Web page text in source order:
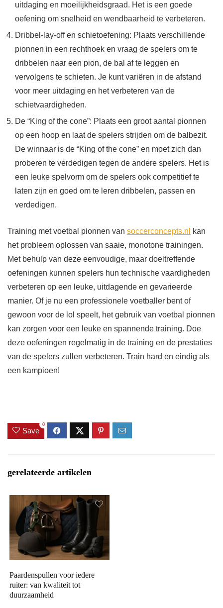
uitdaging en moeilijkheidsgraad. Het is een goede
oefening om snelheid en wendbaarheid te verbeteren.
Dribbel-lay-off en schietoefening: Plaats verschillende
pionnen in een rechthoek en vraag de spelers om te
dribbelen naar een pion, de bal af te leggen en
vervolgens te schieten. Je kunt variëren in de afstand
voor meer uitdaging en het verbeteren van de
schietvaardigheden.
De “King of the cone”: Plaats een groot aantal pionnen
op een hoop en laat de spelers strijden om de balbezit.
De winnaar is de “King of the cone” en moet zich dan
proberen te verdedigen tegen de andere spelers. Het is
een leuke spelvorm om de spelers ook competitief te
laten zijn en goed om te leren dribbelen, passen en
verdedigen.
Training met voetbal pionnen van soccerconcepts.nl
kan
het probleem oplossen van saaie, monotone trainingen.
Met behulp van deze eenvoudige, maar doeltreffende
oefeningen kunnen spelers hun technische vaardigheden
verbeteren op een leuke, uitdagende en gevarieerde
manier. Of je nu een professionele voetballer bent of
gewoon voor de lol speelt, het gebruik van voetbal pionnen
kan zorgen voor een leuke en spannende training. Doe
deze oefeningen regelmatig in de training en de prestaties
van de spelers zullen verbeteren. Train hard en eindig als
een kampioen!
Save
0
gerelateerde artikelen
Paardenspullen voor iedere
ruiter: van kwaliteit tot
duurzaamheid